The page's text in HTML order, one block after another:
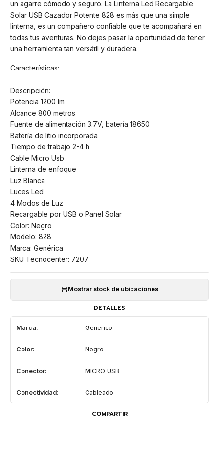
un agarre cómodo y seguro. La Linterna Led Recargable
Solar USB Cazador Potente 828 es más que una simple
linterna, es un compañero confiable que te acompañará en
todas tus aventuras. No dejes pasar la oportunidad de tener
una herramienta tan versátil y duradera.
Características:
Descripción:
Potencia 1200 lm
Alcance 800 metros
Fuente de alimentación 3.7V, batería 18650
Batería de litio incorporada
Tiempo de trabajo 2-4 h
Cable Micro Usb
Linterna de enfoque
Luz Blanca
Luces Led
4 Modos de Luz
Recargable por USB o Panel Solar
Color: Negro
Modelo: 828
Marca: Genérica
SKU Tecnocenter: 7207
Mostrar stock de ubicaciones
DETALLES
Marca: Generico
Color: Negro
Conector: MICRO USB
Conectividad: Cableado
COMPARTIR